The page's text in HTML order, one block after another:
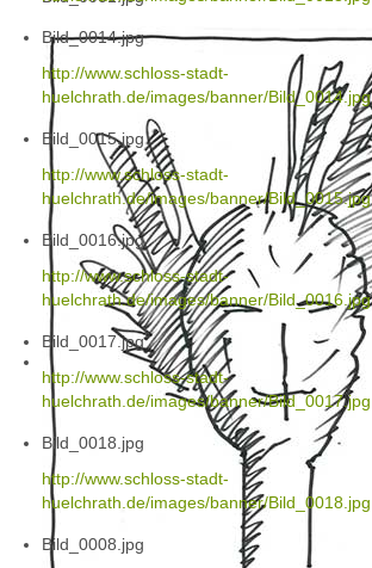
Bild_0014.jpg
http://www.schloss-stadt-
huelchrath.de/images/banner/Bild_0014.jpg
Bild_0015.jpg
http://www.schloss-stadt-
huelchrath.de/images/banner/Bild_0015.jpg
Bild_0016.jpg
http://www.schloss-stadt-
huelchrath.de/images/banner/Bild_0016.jpg
Bild_0017.jpg
http://www.schloss-stadt-
huelchrath.de/images/banner/Bild_0017.jpg
Bild_0018.jpg
http://www.schloss-stadt-
huelchrath.de/images/banner/Bild_0018.jpg
Bild_0008.jpg